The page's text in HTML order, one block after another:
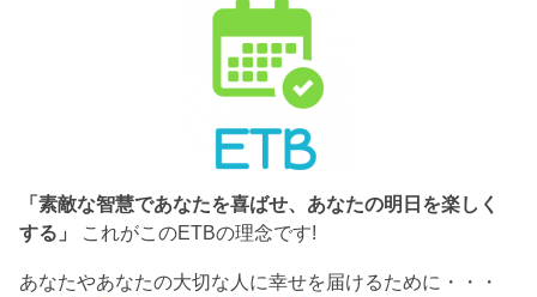
「素敵な智慧であなたを喜ばせ、あなたの明日を楽しく
する」 これがこのETBの理念です!
あなたやあなたの大切な人に幸せを届けるために・・・